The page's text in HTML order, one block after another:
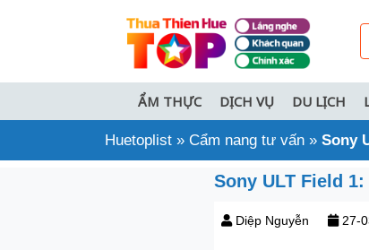
ẨM THỰC DỊCH VỤ DU LỊCH
Huetoplist » Cẩm nang tư vấn » Sony
Sony ULT Field
Diệp Nguyễn 27-